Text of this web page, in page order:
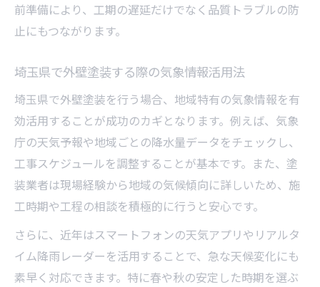
前準備により、工期の遅延だけでなく品質トラブルの防
止にもつながります。
埼玉県で外壁塗装する際の気象情報活用法
埼玉県で外壁塗装を行う場合、地域特有の気象情報を有
効活用することが成功のカギとなります。例えば、気象
庁の天気予報や地域ごとの降水量データをチェックし、
工事スケジュールを調整することが基本です。また、塗
装業者は現場経験から地域の気候傾向に詳しいため、施
工時期や工程の相談を積極的に行うと安心です。
さらに、近年はスマートフォンの天気アプリやリアルタ
イム降雨レーダーを活用することで、急な天候変化にも
素早く対応できます。特に春や秋の安定した時期を選ぶ